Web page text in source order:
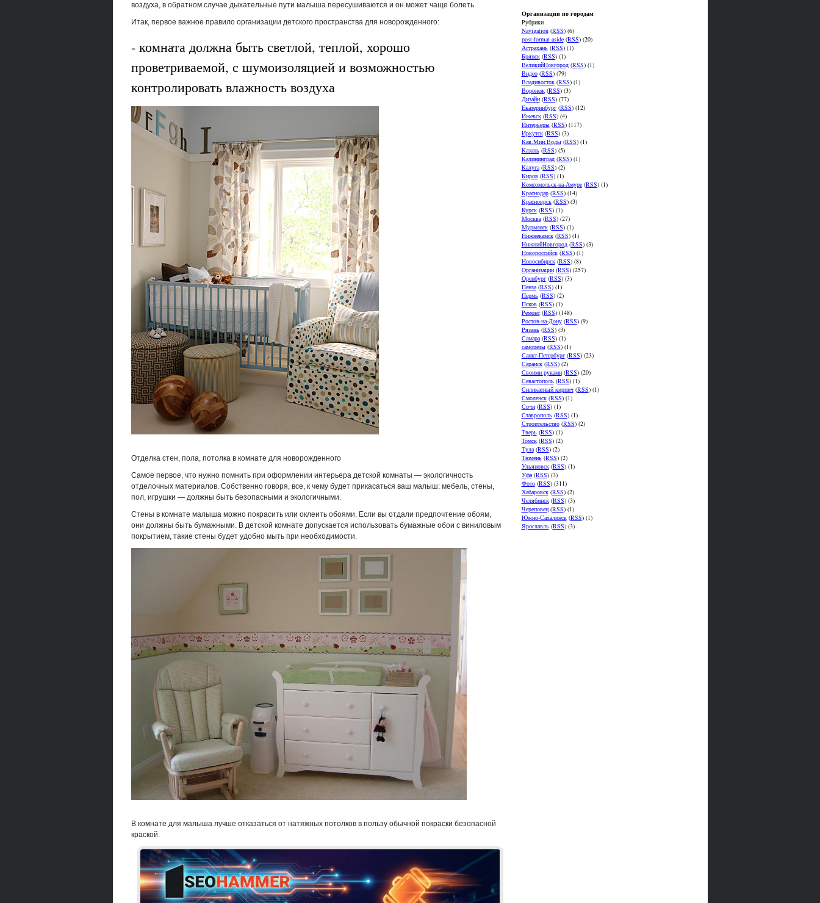
воздуха, в обратном случае дыхательные пути малыша пересушиваются и он может чаще болеть.
Итак, первое важное правило организации детского пространства для новорожденного:
- комната должна быть светлой, теплой, хорошо
проветриваемой, с шумоизоляцией и возможностью
контролировать влажность воздуха
Отделка стен, пола, потолка в комнате для новорожденного
Самое первое, что нужно помнить при оформлении интерьера детской комнаты — экологичность
отделочных материалов. Собственно говоря, все, к чему будет прикасаться ваш малыш: мебель, стены,
пол, игрушки — должны быть безопасными и экологичными.
Стены в комнате малыша можно покрасить или оклеить обоями. Если вы отдали предпочтение обоям,
они должны быть бумажными. В детской комнате допускается использовать бумажные обои с виниловым
покрытием, такие стены будет удобно мыть при необходимости.
В комнате для малыша лучше отказаться от натяжных потолков в пользу обычной покраски безопасной
краской.
Организации по городам
Рубрики
Navigation(RSS) (6)
post-format-aside(RSS) (20)
Астрахань(RSS) (1)
Брянск(RSS) (1)
ВеликийНовгород(RSS) (1)
Видео(RSS) (79)
Владивосток(RSS) (1)
Воронеж(RSS) (3)
Дизайн(RSS) (77)
Екатеринбург(RSS) (12)
Ижевск(RSS) (4)
Интерьеры(RSS) (117)
Иркутск(RSS) (3)
Кав.Мин.Воды(RSS) (1)
Казань(RSS) (5)
Калининград(RSS) (1)
Калуга(RSS) (2)
Киров(RSS) (1)
Комсомольск-на-Амуре(RSS) (1)
Краснодар(RSS) (14)
Красноярск(RSS) (3)
Курск(RSS) (1)
Москва(RSS) (27)
Мурманск(RSS) (1)
Нижнекамск(RSS) (1)
НижнийНовгород(RSS) (3)
Новороссийск(RSS) (1)
Новосибирск(RSS) (8)
Организации(RSS) (257)
Оренбург(RSS) (3)
Пенза(RSS) (1)
Пермь(RSS) (2)
Псков(RSS) (1)
Ремонт(RSS) (148)
Ростов-на-Дону(RSS) (9)
Рязань(RSS) (3)
Самара(RSS) (1)
саморезы(RSS) (1)
Санкт-Петербург(RSS) (23)
Саранск(RSS) (2)
Своими руками(RSS) (20)
Севастополь(RSS) (1)
Силикатный кирпич(RSS) (1)
Смоленск(RSS) (1)
Сочи(RSS) (1)
Ставрополь(RSS) (1)
Строительство(RSS) (2)
Тверь(RSS) (1)
Томск(RSS) (2)
Тула(RSS) (2)
Тюмень(RSS) (2)
Ульяновск(RSS) (1)
Уфа(RSS) (3)
Фото(RSS) (311)
Хабаровск(RSS) (2)
Челябинск(RSS) (3)
Череповец(RSS) (1)
Южно-Сахалинск(RSS) (1)
Ярославль(RSS) (3)